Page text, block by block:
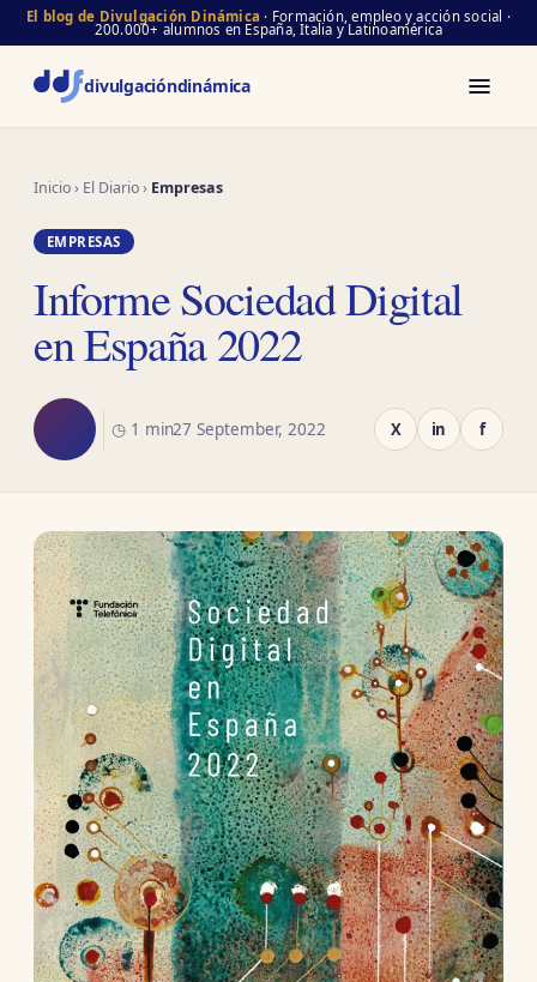
El blog de Divulgación Dinámica · Formación, empleo y acción social ·
200.000+ alumnos en España, Italia y Latinoamérica
divulgacióndinámica
Inicio› El Diario› Empresas
EMPRESAS
Informe Sociedad Digital
en España 2022
◷ 1 min27 September, 2022 X in f